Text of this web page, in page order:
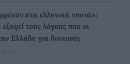
στα ελληνικά νησιά»:
τους λόγους που οι
Ελλάδα για διακοπές